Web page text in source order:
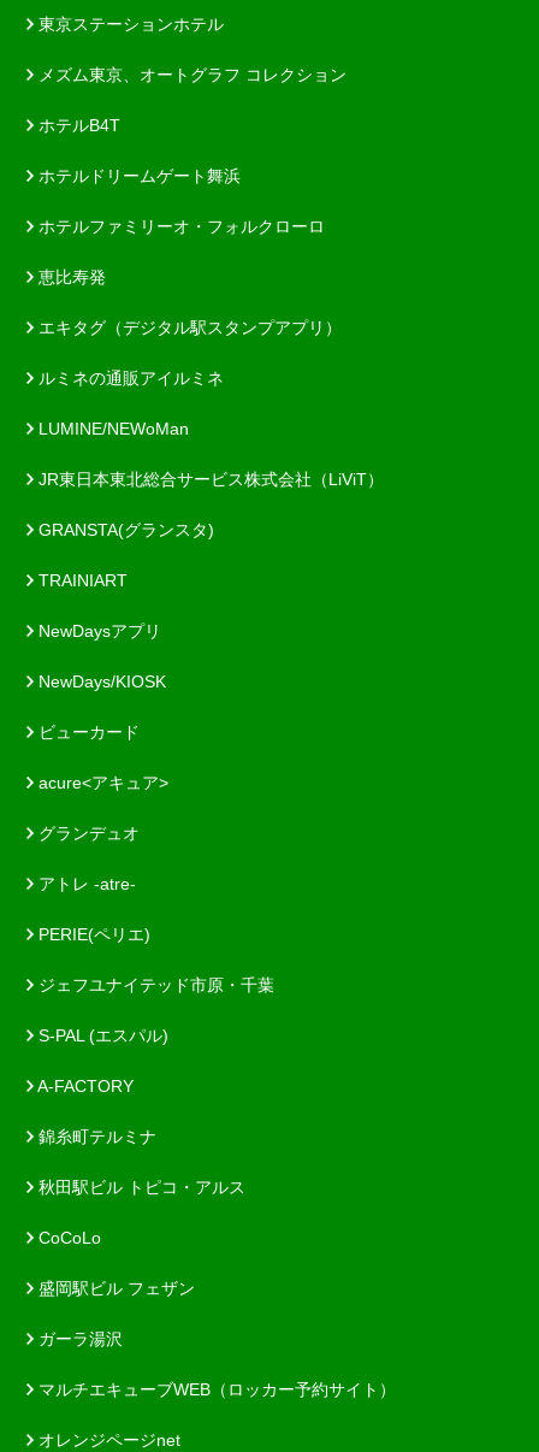
東京ステーションホテル
メズム東京、オートグラフ コレクション
ホテルB4T
ホテルドリームゲート舞浜
ホテルファミリーオ・フォルクローロ
恵比寿発
エキタグ（デジタル駅スタンプアプリ）
ルミネの通販アイルミネ
LUMINE/NEWoMan
JR東日本東北総合サービス株式会社（LiViT）
GRANSTA(グランスタ)
TRAINIART
NewDaysアプリ
NewDays/KIOSK
ビューカード
acure<アキュア>
グランデュオ
アトレ -atre-
PERIE(ペリエ)
ジェフユナイテッド市原・千葉
S-PAL (エスパル)
A-FACTORY
錦糸町テルミナ
秋田駅ビル トピコ・アルス
CoCoLo
盛岡駅ビル フェザン
ガーラ湯沢
マルチエキューブWEB（ロッカー予約サイト）
オレンジページnet